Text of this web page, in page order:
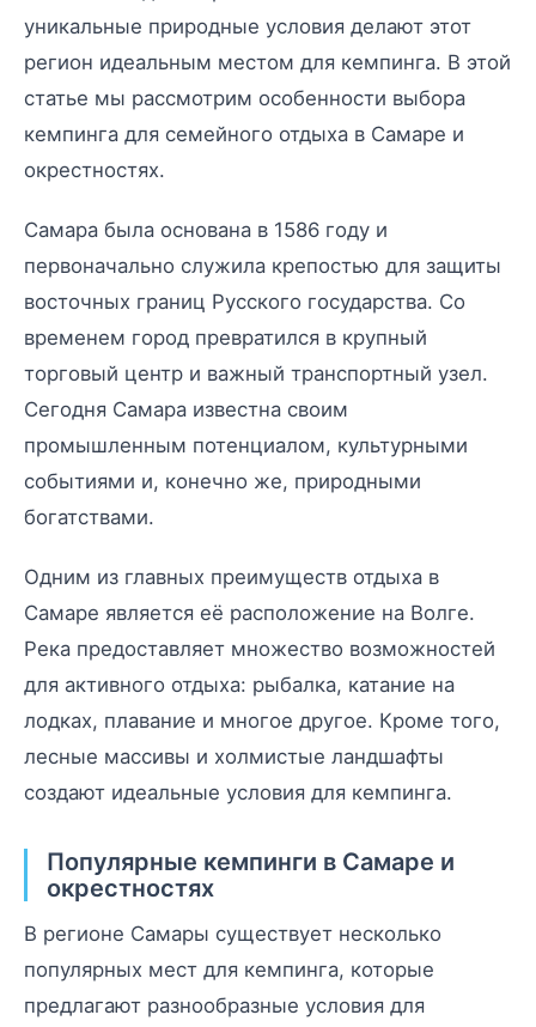
уникальные природные условия делают этот
регион идеальным местом для кемпинга. В этой
статье мы рассмотрим особенности выбора
кемпинга для семейного отдыха в Самаре и
окрестностях.
Самара была основана в 1586 году и
первоначально служила крепостью для защиты
восточных границ Русского государства. Со
временем город превратился в крупный
торговый центр и важный транспортный узел.
Сегодня Самара известна своим
промышленным потенциалом, культурными
событиями и, конечно же, природными
богатствами.
Одним из главных преимуществ отдыха в
Самаре является её расположение на Волге.
Река предоставляет множество возможностей
для активного отдыха: рыбалка, катание на
лодках, плавание и многое другое. Кроме того,
лесные массивы и холмистые ландшафты
создают идеальные условия для кемпинга.
Популярные кемпинги в Самаре и
окрестностях
В регионе Самары существует несколько
популярных мест для кемпинга, которые
предлагают разнообразные условия для